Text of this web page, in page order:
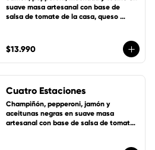
suave masa artesanal con base de
salsa de tomate de la casa, queso
$13.990
Cuatro Estaciones
Champiñón, pepperoni, jamón y
aceitunas negras en suave masa
artesanal con base de salsa de tomate